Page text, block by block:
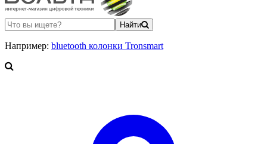
Найти
Например: bluetooth колонки Tronsmart